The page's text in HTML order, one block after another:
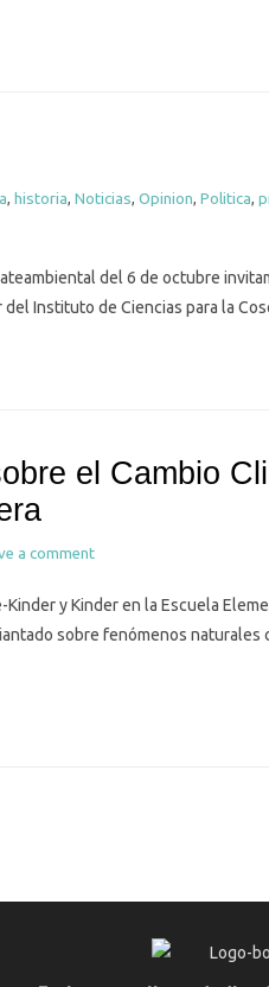
, historia,Noticias,Opinion,Politica,
del 6 de octubre
Instituto de Ciencias para la
el Cambio
a comment
y Kinder en la Escuela
sobre fenómenos naturales